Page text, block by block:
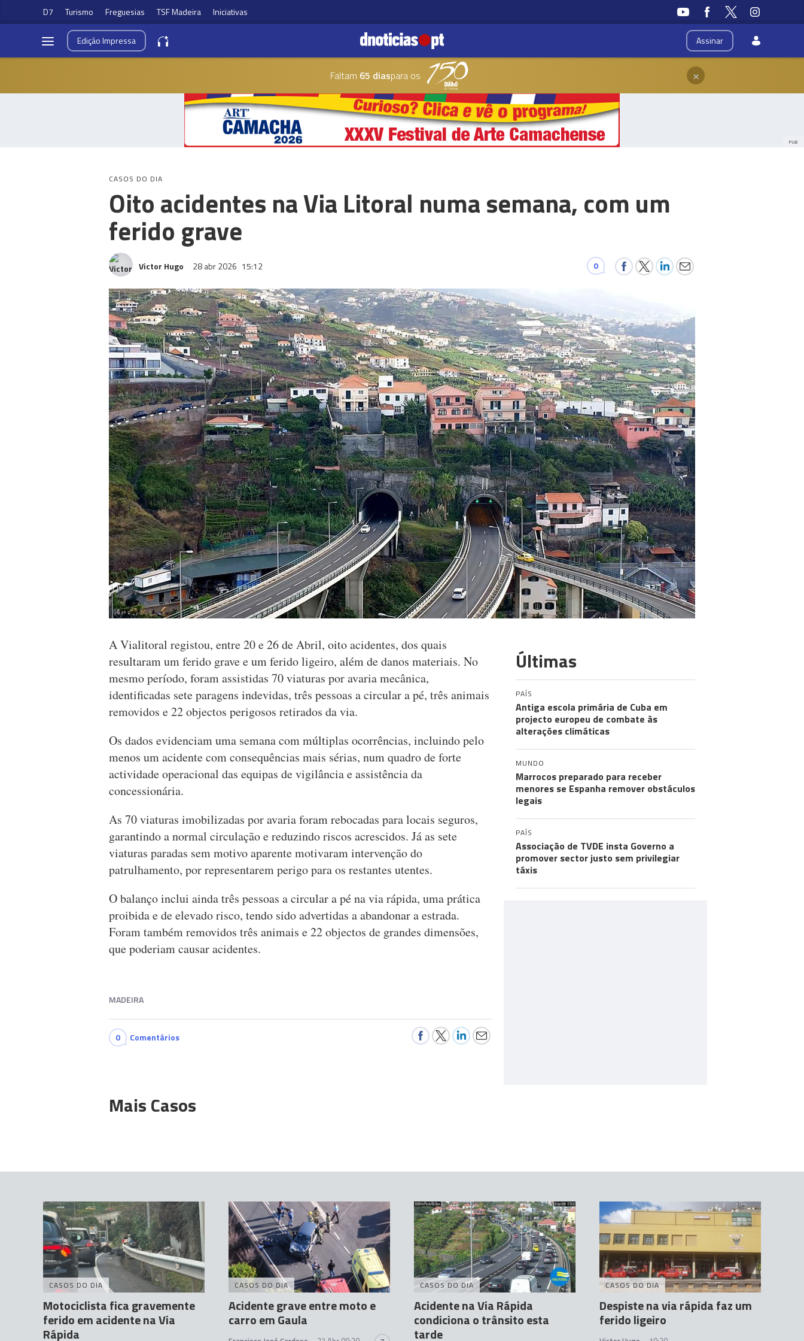
D7 Turismo Freguesias TSF Madeira Iniciativas
Assinar
EdiçãoImpressa
Faltam 65 diaspara os ×
PUB
CASOS DO DIA
Oito acidentes na Via Litoral numa semana, com um
ferido grave
Victor Hugo 28 abr 2026 15:12 0
A Vialitoral registou, entre 20 e 26 de Abril, oito acidentes, dos quais
resultaram um ferido grave e um ferido ligeiro, além de danos materiais. No
mesmo período, foram assistidas 70 viaturas por avaria mecânica,
identificadas sete paragens indevidas, três pessoas a circular a pé, três animais
removidos e 22 objectos perigosos retirados da via.
Os dados evidenciam uma semana com múltiplas ocorrências, incluindo pelo
menos um acidente com consequências mais sérias, num quadro de forte
actividade operacional das equipas de vigilância e assistência da
concessionária.
As 70 viaturas imobilizadas por avaria foram rebocadas para locais seguros,
garantindo a normal circulação e reduzindo riscos acrescidos. Já as sete
viaturas paradas sem motivo aparente motivaram intervenção do
patrulhamento, por representarem perigo para os restantes utentes.
O balanço inclui ainda três pessoas a circular a pé na via rápida, uma prática
proibida e de elevado risco, tendo sido advertidas a abandonar a estrada.
Foram também removidos três animais e 22 objectos de grandes dimensões,
que poderiam causar acidentes.
MADEIRA
0 Comentários
Mais Casos
Últimas
PAÍS
Antiga escola primária de Cuba em
projecto europeu de combate às
alterações climáticas
MUNDO
Marrocos preparado para receber
menores se Espanha remover obstáculos
legais
PAÍS
Associação de TVDE insta Governo a
promover sector justo sem privilegiar
táxis
CASOS DO DIA
Motociclista fica gravemente
ferido em acidente na Via
Rápida
CASOS DO DIA
Acidente grave entre moto e
carro em Gaula
CASOS DO DIA
Acidente na Via Rápida
condiciona o trânsito esta
tarde
CASOS DO DIA
Despiste na via rápida faz um
ferido ligeiro